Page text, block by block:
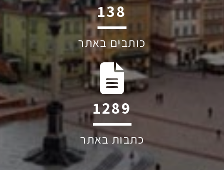
193
כותבים באתר
1798
כתבות באתר